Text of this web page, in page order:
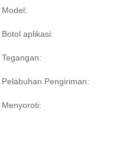
Model:
Botol aplikasi:
Tegangan:
Pelabuhan Pengiriman:
Menyoroti: